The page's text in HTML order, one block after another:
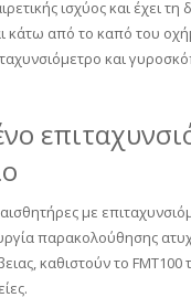
ισχύος και έχει
κάτω από το καπό του
και
με
παρακολούθησης
καθιστούν το FMT100